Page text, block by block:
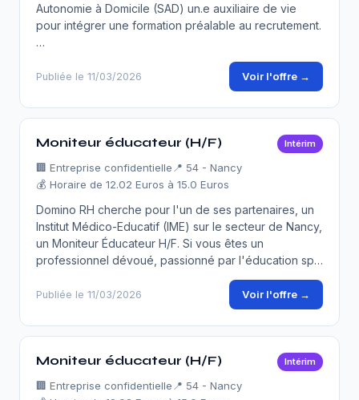
Autonomie à Domicile (SAD) un.e auxiliaire de vie
pour intégrer une formation préalable au recrutement.
…
Publiée le 11/03/2026 Voir l'offre →
Moniteur éducateur (H/F) Intérim
🏢 Entreprise confidentielle 📍 54 - Nancy
💰 Horaire de 12.02 Euros à 15.0 Euros
Domino RH cherche pour l'un de ses partenaires, un
Institut Médico-Educatif (IME) sur le secteur de Nancy,
un Moniteur Éducateur H/F. Si vous êtes un
professionnel dévoué, passionné par l'éducation sp…
Publiée le 11/03/2026 Voir l'offre →
Moniteur éducateur (H/F) Intérim
🏢 Entreprise confidentielle 📍 54 - Nancy